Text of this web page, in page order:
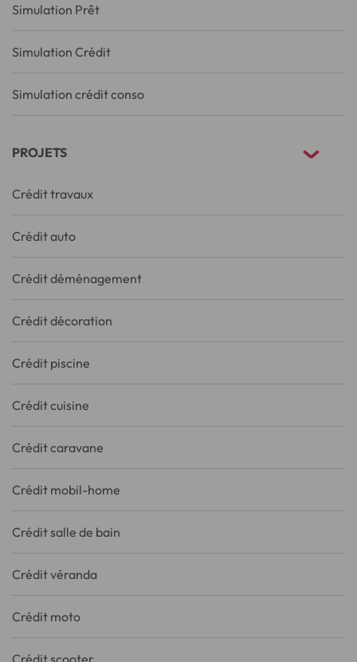
Simulation Prêt
Simulation Crédit
Simulation crédit conso
PROJETS
Crédit travaux
Crédit auto
Crédit déménagement
Crédit décoration
Crédit piscine
Crédit cuisine
Crédit caravane
Crédit mobil-home
Crédit salle de bain
Crédit véranda
Crédit moto
Crédit scooter